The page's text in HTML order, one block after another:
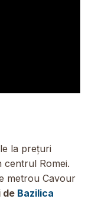
la prețuri
centrul Romei.
metrou Cavour
de Bazilica